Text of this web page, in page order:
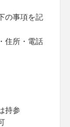
の事項を記
住所・電話
持参